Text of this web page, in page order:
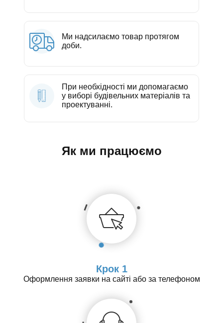
Ми надсилаємо товар протягом
доби.
При необхідності ми допомагаємо
у виборі будівельних матеріалів та
проектуванні.
Як ми працюємо
Крок 1
Оформлення заявки на сайті або за телефоном